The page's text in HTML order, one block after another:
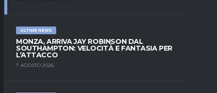
ULTIME NEWS
MONZA, ARRIVA JAY ROBINSON DAL
SOUTHAMPTON: VELOCITÀ E FANTASIA PER
L’ATTACCO
7 AGOSTO 2026